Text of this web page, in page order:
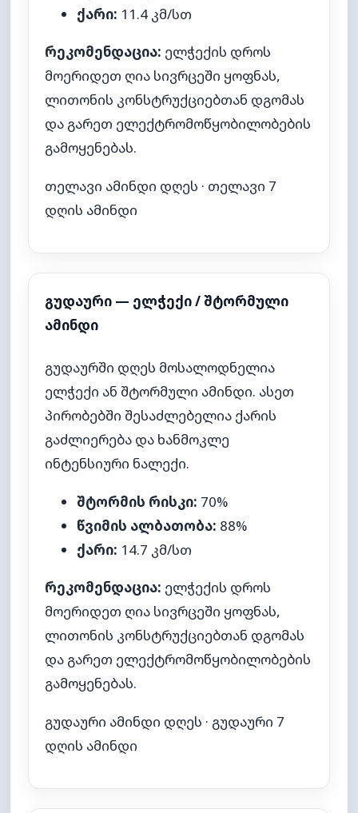
ქარი: 11.4 კმ/სთ
რეკომენდაცია: ელჭექის დროს
მოერიდეთ ღია სივრცეში ყოფნას,
ლითონის კონსტრუქციებთან დგომას
და გარეთ ელექტრომოწყობილობების
გამოყენებას.
თელავი ამინდი დღეს · თელავი 7
დღის ამინდი
გუდაური — ელჭექი / შტორმული
ამინდი
გუდაურში დღეს მოსალოდნელია
ელჭექი ან შტორმული ამინდი. ასეთ
პირობებში შესაძლებელია ქარის
გაძლიერება და ხანმოკლე
ინტენსიური ნალექი.
შტორმის რისკი: 70%
წვიმის ალბათობა: 88%
ქარი: 14.7 კმ/სთ
რეკომენდაცია: ელჭექის დროს
მოერიდეთ ღია სივრცეში ყოფნას,
ლითონის კონსტრუქციებთან დგომას
და გარეთ ელექტრომოწყობილობების
გამოყენებას.
გუდაური ამინდი დღეს · გუდაური 7
დღის ამინდი